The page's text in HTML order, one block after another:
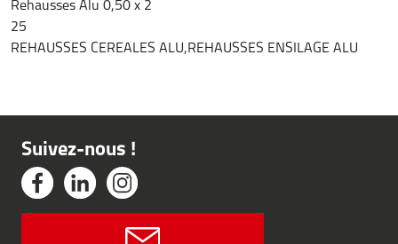
Rehausses Alu 0,50 x 2
25
REHAUSSES CEREALES ALU,REHAUSSES ENSILAGE ALU
Suivez-nous !